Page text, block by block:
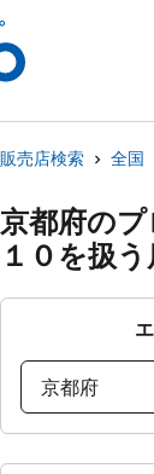
販売店検索 全国
京都府の
１０を扱
京都府